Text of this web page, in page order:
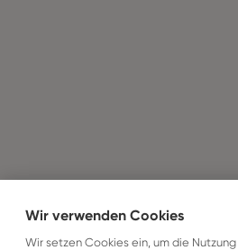
Wir verwenden Cookies
Wir setzen Cookies ein, um die